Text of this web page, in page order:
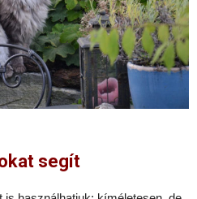
segít